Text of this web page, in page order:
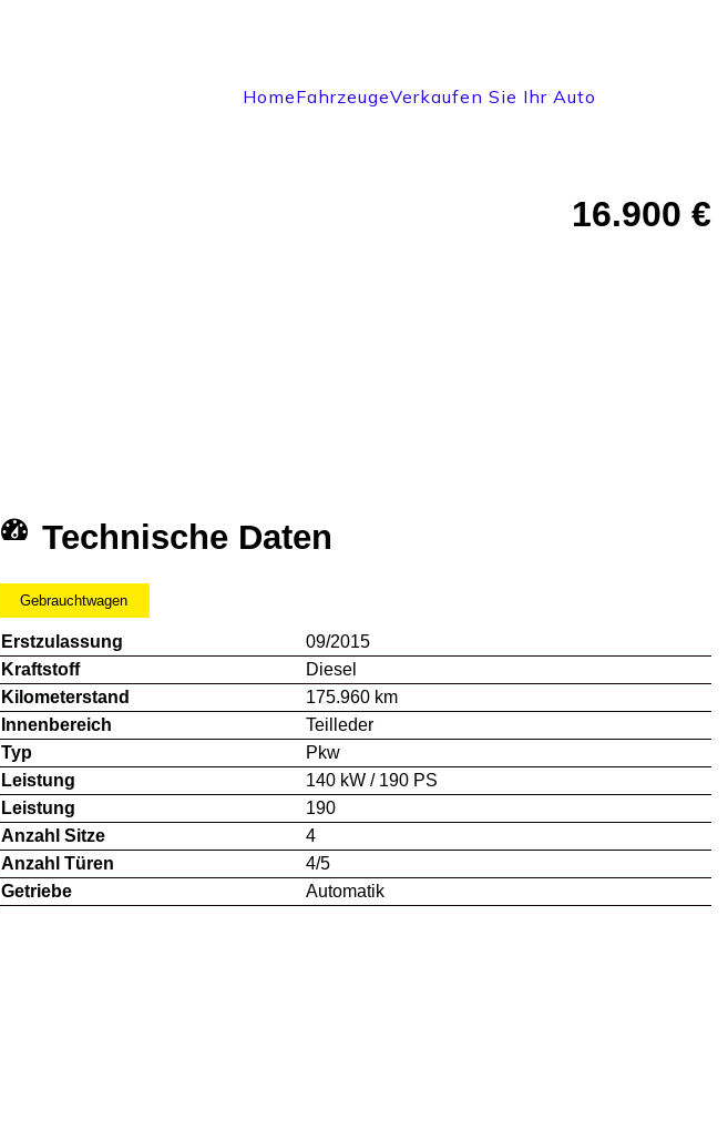
HomeFahrzeugeVerkaufen Sie Ihr Auto
16.900 €
Technische Daten
Gebrauchtwagen
Erstzulassung
09/2015
Kraftstoff
Diesel
Kilometerstand
175.960 km
Innenbereich
Teilleder
Typ
Pkw
Leistung
140 kW / 190 PS
Leistung
190
Anzahl Sitze
4
Anzahl Türen
4/5
Getriebe
Automatik